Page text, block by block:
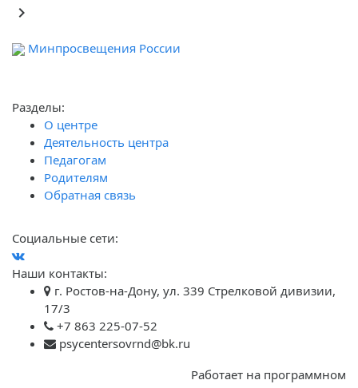
keyboard_arrow_right
Минпросвещения России
Разделы:
О центре
Деятельность центра
Педагогам
Родителям
Обратная связь
Социальные сети:
Наши контакты:
г. Ростов-на-Дону, ул. 339 Стрелковой дивизии,
17/3
+7 863 225-07-52
psycentersovrnd@bk.ru
Работает на программном